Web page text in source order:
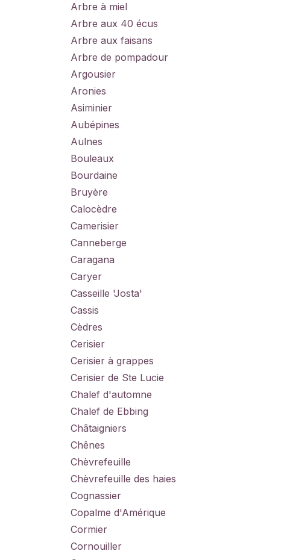
Arbre à miel
Arbre aux 40 écus
Arbre aux faisans
Arbre de pompadour
Argousier
Aronies
Asiminier
Aubépines
Aulnes
Bouleaux
Bourdaine
Bruyère
Calocèdre
Camerisier
Canneberge
Caragana
Caryer
Casseille 'Josta'
Cassis
Cèdres
Cerisier
Cerisier à grappes
Cerisier de Ste Lucie
Chalef d'automne
Chalef de Ebbing
Châtaigniers
Chênes
Chèvrefeuille
Chèvrefeuille des haies
Cognassier
Copalme d'Amérique
Cormier
Cornouiller